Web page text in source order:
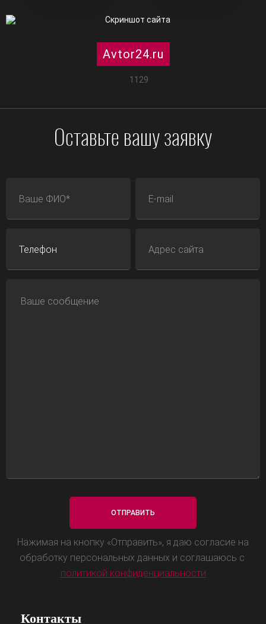
Avtor24.ru
1129
Оставьте вашу заявку
Нажимая на кнопку «Отправить», я даю согласие на
обработку персональных данных и соглашаюсь с
политикой конфиденциальности
Контакты